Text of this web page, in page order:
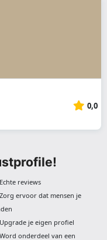
0,0
Echte reviews
Zorg ervoor dat mensen je
Upgrade je eigen profiel
Word onderdeel van een